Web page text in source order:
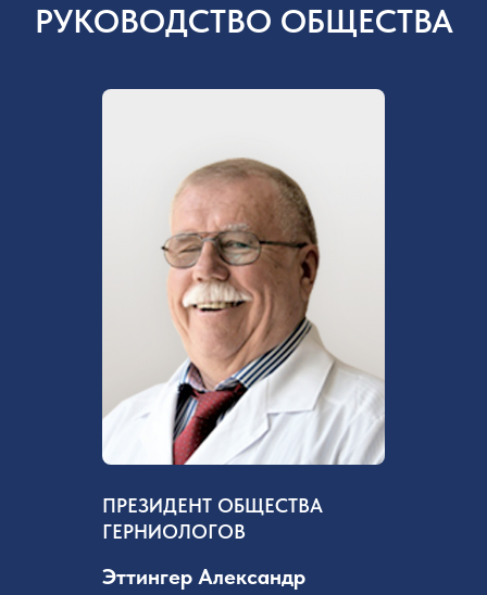
РУКОВОДСТВО ОБЩЕСТВА
ПРЕЗИДЕНТ ОБЩЕСТВА
ГЕРНИОЛОГОВ
Эттингер Александр